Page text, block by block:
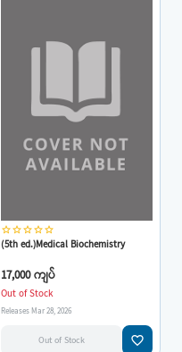
star_borderstar_borderstar_borderstar_borderstar_border
(5th ed.)Medical Biochemistry
17,000 ကျပ်
Out of Stock
Releases Mar 28, 2026
Out of Stock favorite_border